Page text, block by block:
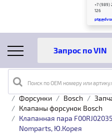
+7 (989)
126
Поиск по OEM номеру или
Главная Каталог товаров
Форсунки
Bosch
Клапаны форсунок Bosch
Клапанная пара
Nomparts, Ю.Корея